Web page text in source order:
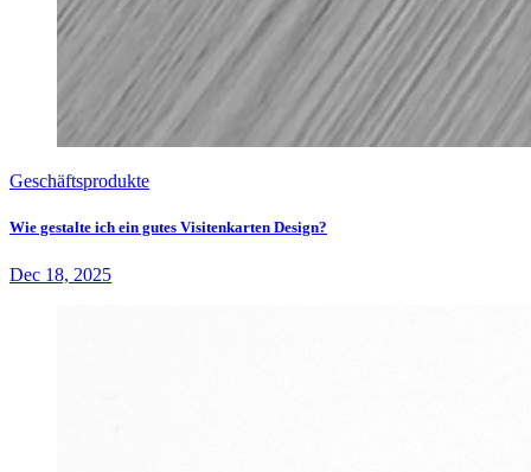
Geschäftsprodukte
Wie gestalte ich ein gutes Visitenkarten Design?
Dec 18, 2025